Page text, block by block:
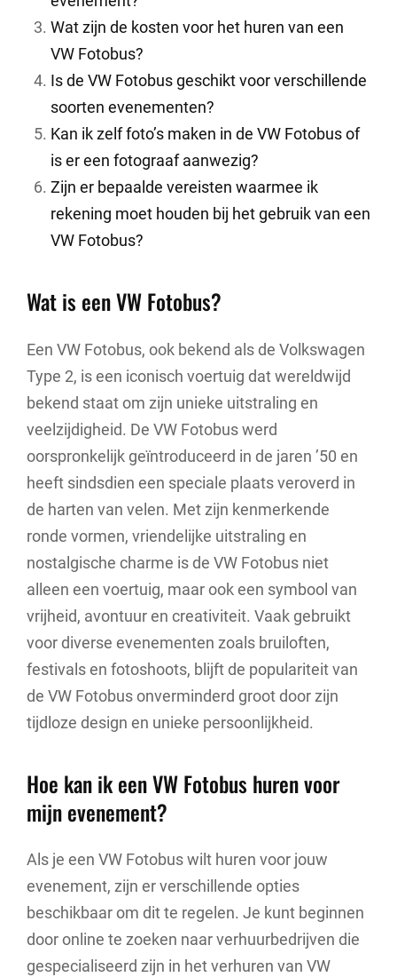
Wat zijn de kosten voor het huren van een
VW Fotobus?
Is de VW Fotobus geschikt voor verschillende
soorten evenementen?
Kan ik zelf foto’s maken in de VW Fotobus of
is er een fotograaf aanwezig?
Zijn er bepaalde vereisten waarmee ik
rekening moet houden bij het gebruik van een
VW Fotobus?
Wat is een VW Fotobus?
Een VW Fotobus, ook bekend als de Volkswagen
Type 2, is een iconisch voertuig dat wereldwijd
bekend staat om zijn unieke uitstraling en
veelzijdigheid. De VW Fotobus werd
oorspronkelijk geïntroduceerd in de jaren ’50 en
heeft sindsdien een speciale plaats veroverd in
de harten van velen. Met zijn kenmerkende
ronde vormen, vriendelijke uitstraling en
nostalgische charme is de VW Fotobus niet
alleen een voertuig, maar ook een symbool van
vrijheid, avontuur en creativiteit. Vaak gebruikt
voor diverse evenementen zoals bruiloften,
festivals en fotoshoots, blijft de populariteit van
de VW Fotobus onverminderd groot door zijn
tijdloze design en unieke persoonlijkheid.
Hoe kan ik een VW Fotobus huren voor
mijn evenement?
Als je een VW Fotobus wilt huren voor jouw
evenement, zijn er verschillende opties
beschikbaar om dit te regelen. Je kunt beginnen
door online te zoeken naar verhuurbedrijven die
gespecialiseerd zijn in het verhuren van VW